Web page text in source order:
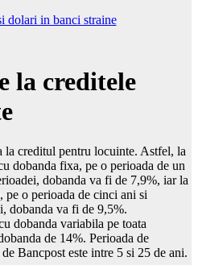
la creditele
la creditul pentru locuinte. Astfel, la
dobanda fixa, pe o perioada de un
dobanda va fi de 7,9%, iar la
o perioada de cinci ani si
dobanda va fi de 9,5%.
dobanda variabila pe toata
de 14%. Perioada de
Bancpost este intre 5 si 25 de ani.